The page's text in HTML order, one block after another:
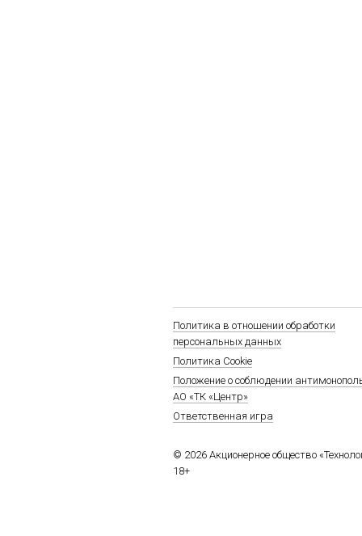
Политика в отношении обработки
персональных данных
Политика Cookie
Положение о соблюдении
АО «ТК «Центр»
Ответственная игра
© 2026 Акционерное общество
18+